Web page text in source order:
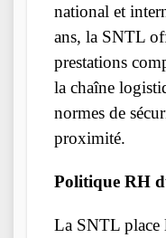
national et
ans, la SNTL
prestations
la chaîne
normes de
proximité.
Politique RH
La SNTL place